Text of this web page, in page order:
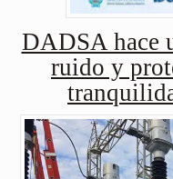
DADSA hace
ruido y